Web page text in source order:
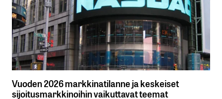
Vuoden 2026 markkinatilanne ja keskeiset
sijoitusmarkkinoihin vaikuttavat teemat